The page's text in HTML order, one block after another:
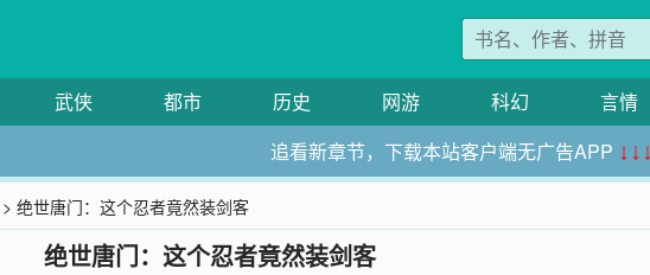
武侠 都市 历史 网游 科幻 言情
追看新章节，下载本站客户端无广告APP ↓↓↓
> 绝世唐门：这个忍者竟然装剑客
绝世唐门：这个忍者竟然装剑客